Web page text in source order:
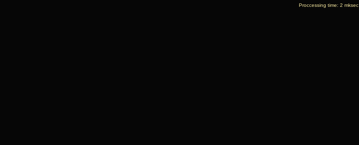
Proccessing time: 2 mksec